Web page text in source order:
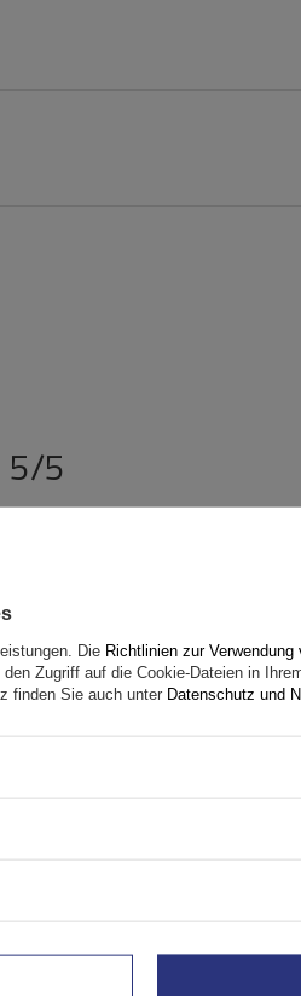
5/5
Die Richtlinien zur Verwendung
Zugriff auf die Cookie-Dateien in
finden Sie auch unter Datenschutz und